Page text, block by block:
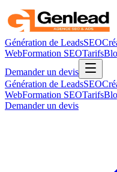
Génération de LeadsSEO
WebFormation SEOTarifs
Demander un devis
Génération de LeadsSEO
WebFormation SEOTarifs
Demander un devis